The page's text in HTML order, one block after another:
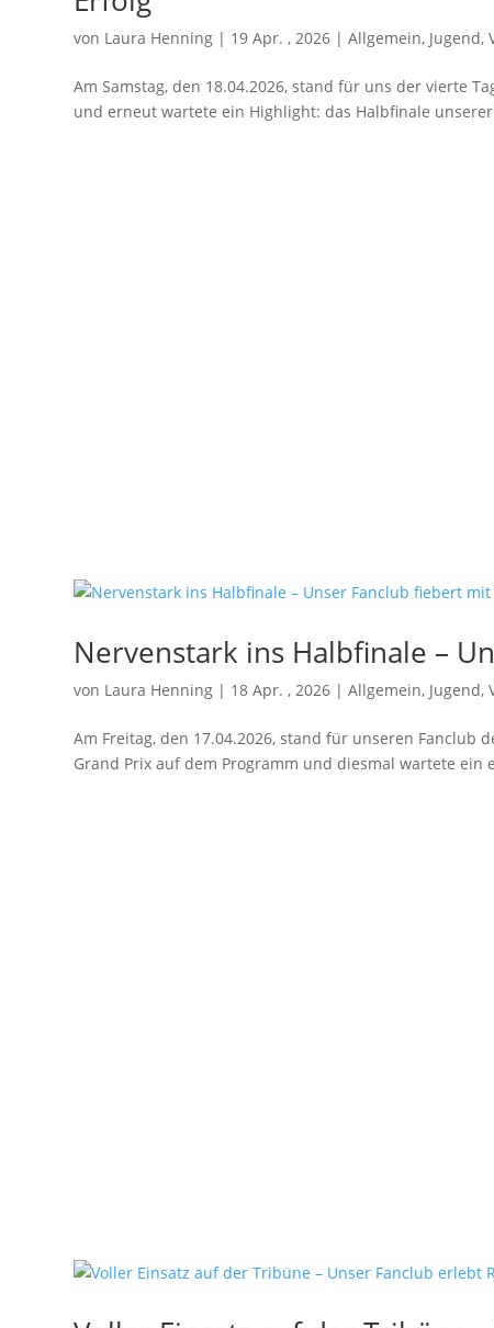
von Laura Henning | 19 Apr. , 2026 |Allgemein, Jugend,
Am Samstag, den 18.04.2026, stand für uns der vierte
und erneut wartete ein Highlight: das Halbfinale
Nervenstark ins Halbfinale –
von Laura Henning | 18 Apr. , 2026 |Allgemein, Jugend,
Am Freitag, den 17.04.2026, stand für unseren Fanclub
Grand Prix auf dem Programm und diesmal wartete